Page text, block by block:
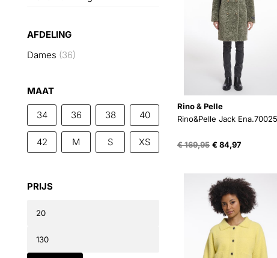
AFDELING
Dames (36)
MAAT
34 36 38 40
42 M S XS
PRIJS
prijs
prijs
Rino & Pelle
Rino&Pelle Jack
€169,95 Oorspronkelijke
€ 169,95.
€ 84,97
€ 84,97.